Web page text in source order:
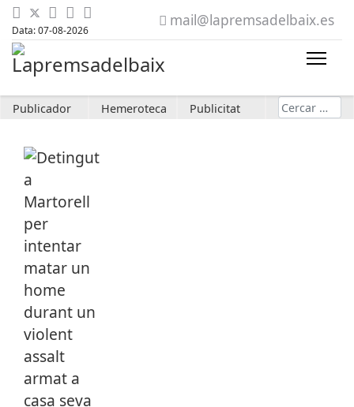
Data: 07-08-2026
mail@lapremsadelbaix.es
Publicador Hemeroteca Publicitat Cerca